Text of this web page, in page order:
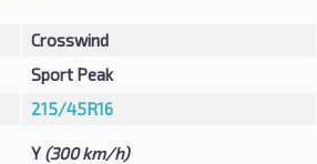
Crosswind
Sport Peak
215/45R16
Y (300 km/h)